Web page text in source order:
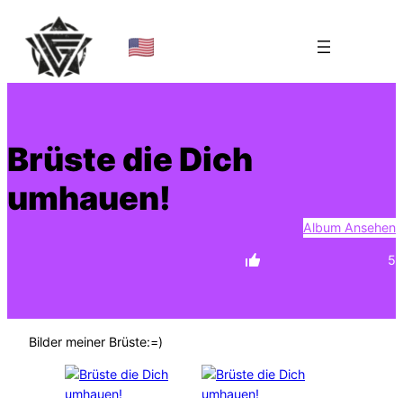
Inhalt
springen
Brüste die Dich
umhauen!
Album Ansehen
5
Bilder meiner Brüste:=)